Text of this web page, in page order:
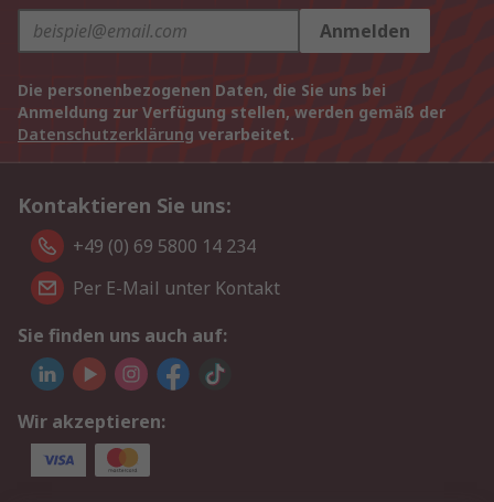
Anmelden
Die personenbezogenen Daten, die Sie uns bei
Anmeldung zur Verfügung stellen, werden gemäß der
Datenschutzerklärung verarbeitet.
Kontaktieren Sie uns:
+49 (0) 69 5800 14 234
Per E-Mail unter Kontakt
Sie finden uns auch auf:
Wir akzeptieren: